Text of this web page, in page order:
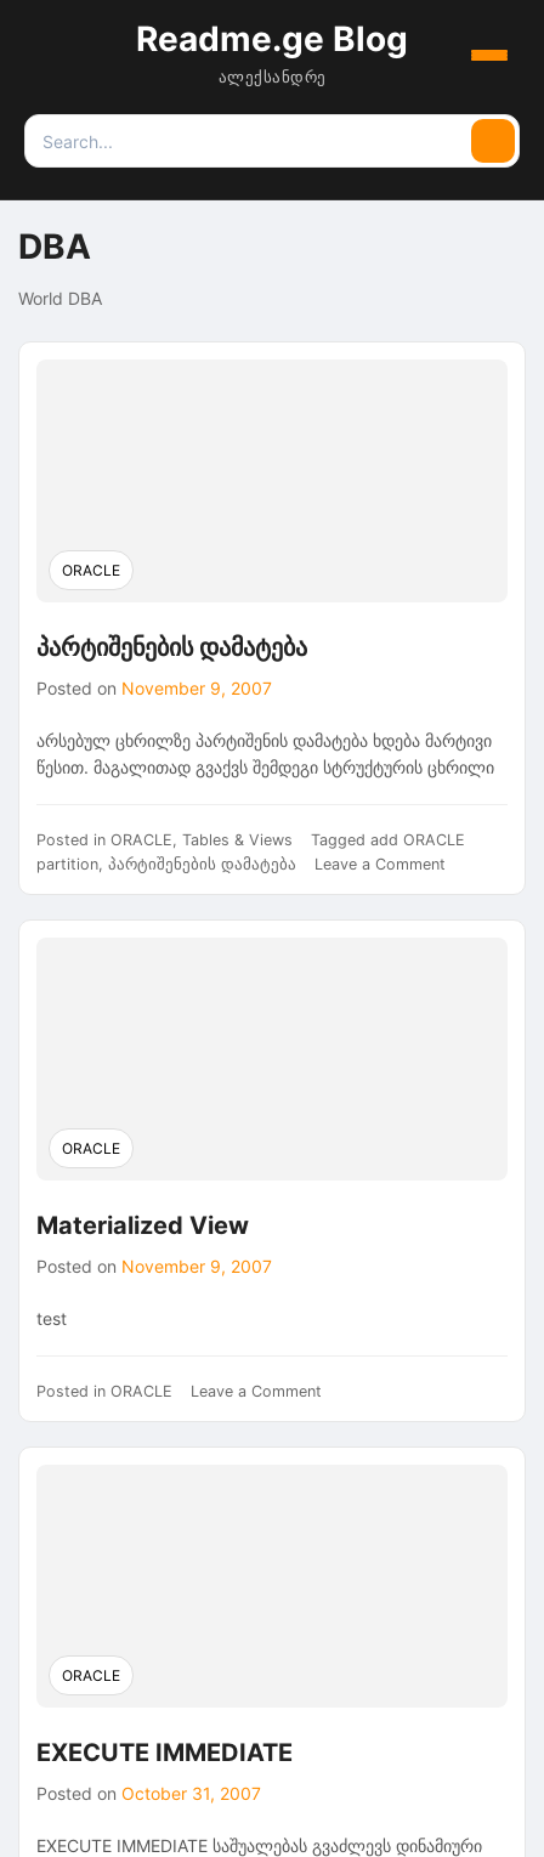
Readme.ge Blog
ალექსანდრე
Menu
Search
for:
DBA
World DBA
ORACLE
პარტიშენების დამატება
Posted on November 9, 2007
არსებულ ცხრილზე პარტიშენის დამატება ხდება მარტივი
წესით. მაგალითად გვაქვს შემდეგი სტრუქტურის ცხრილი
Posted in ORACLE, Tables & Views Tagged add ORACLE
partition, პარტიშენების დამატება Leave a Comment
ORACLE
Materialized View
Posted on November 9, 2007
test
Posted in ORACLE Leave a Comment
ORACLE
EXECUTE IMMEDIATE
Posted on October 31, 2007
EXECUTE IMMEDIATE საშუალებას გვაძლევს დინამიური